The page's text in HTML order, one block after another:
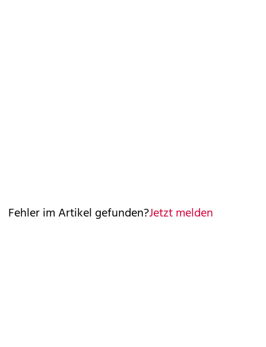
Fehler im Artikel gefunden?Jetzt melden